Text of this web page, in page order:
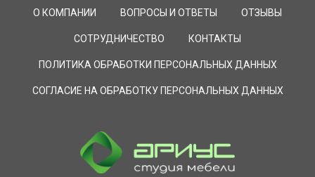
О КОМПАНИИ ВОПРОСЫ И ОТВЕТЫ ОТЗЫВЫ
СОТРУДНИЧЕСТВО КОНТАКТЫ
ПОЛИТИКА ОБРАБОТКИ ПЕРСОНАЛЬНЫХ ДАННЫХ
СОГЛАСИЕ НА ОБРАБОТКУ ПЕРСОНАЛЬНЫХ ДАННЫХ